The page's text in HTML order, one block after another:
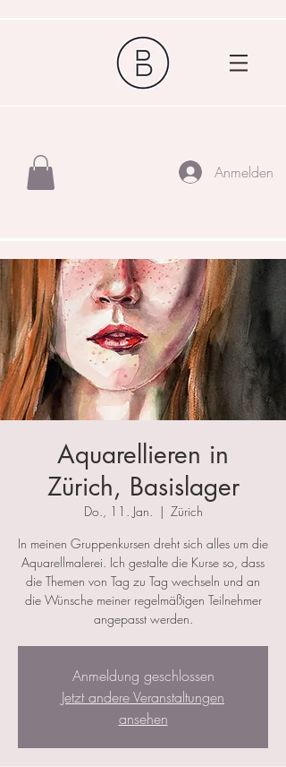
Anmelden
Aquarellieren in
Zürich, Basislager
Do., 11. Jan.
  |
Zürich
In meinen Gruppenkursen dreht sich alles um die
Aquarellmalerei. Ich gestalte die Kurse so, dass
die Themen von Tag zu Tag wechseln und an
die Wünsche meiner regelmäßigen Teilnehmer
angepasst werden.
Anmeldung geschlossen
Jetzt andere Veranstaltungen
ansehen